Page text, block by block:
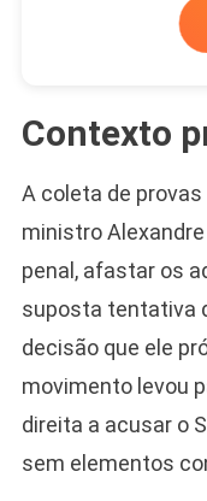
Contexto
A coleta de
ministro
penal, afastar os
suposta tentativa
decisão que ele
movimento levou
direita a acusar o
sem elementos